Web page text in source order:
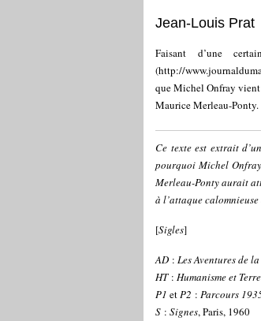
Jean-Louis Prat
Faisant d’une
(http://
que Michel Onfray vient
Maurice Merleau-Ponty.
Ce texte est extrait
pourquoi Michel
Merleau-Ponty aurait
à l’attaque
[Sigles]
AD : Les Aventures de
HT: Humanisme et
P1 etP2 : Parcours
S : Signes, Paris, 1960